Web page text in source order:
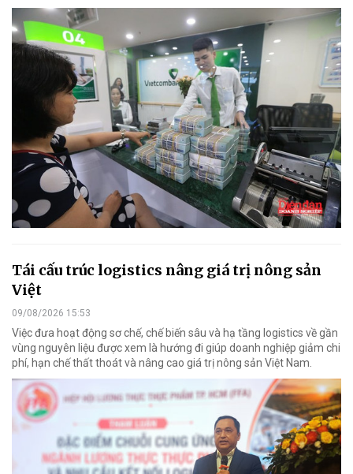
Tái cấu trúc logistics nâng giá trị nông sản
Việt
09/08/2026 15:53
Việc đưa hoạt động sơ chế, chế biến sâu và hạ tầng logistics về gần
vùng nguyên liệu được xem là hướng đi giúp doanh nghiệp giảm chi
phí, hạn chế thất thoát và nâng cao giá trị nông sản Việt Nam.